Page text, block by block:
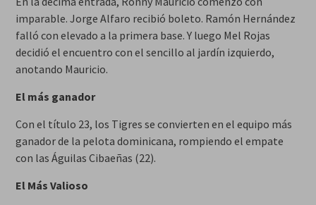
imparable. Jorge Alfaro recibió boleto. Ramón Hernández
falló con elevado a la primera base. Y luego Mel Rojas
decidió el encuentro con el sencillo al jardín izquierdo,
anotando Mauricio.
El más ganador
Con el título 23, los Tigres se convierten en el equipo más
ganador de la pelota dominicana, rompiendo el empate
con las Águilas Cibaeñas (22).
El Más Valioso